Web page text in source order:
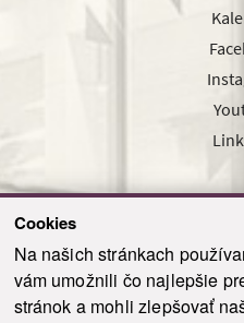
Cookies
Na našich stránkach
vám umožnili čo najlepšie
stránok a mohli zlepšovať